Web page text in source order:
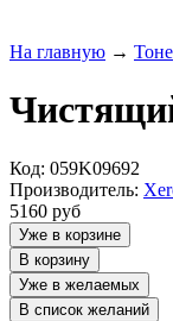
На главную →
Код: 059K09692
Производитель:
5160 руб
Уже в корзине
В корзину
Уже в желаемых
В список желаний